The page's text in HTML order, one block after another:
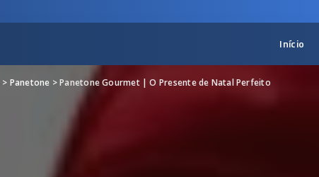
Início
> Panetone >Panetone Gourmet | O Presente de Natal Perfeito